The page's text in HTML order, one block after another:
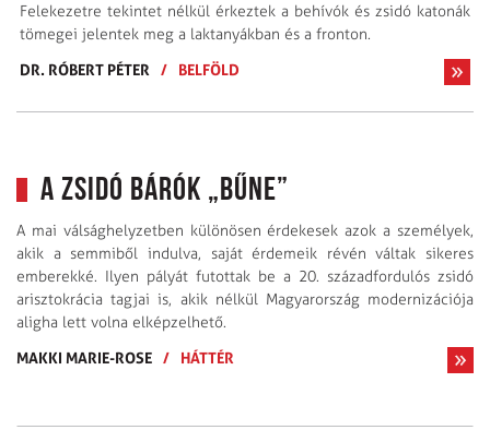
Felekezetre tekintet nélkül érkeztek a behívók és zsidó katonák
tömegei jelentek meg a laktanyákban és a fronton.
DR. RÓBERT PÉTER
/ BELFÖLD
A zsidó bárók „bűne”
A mai válsághelyzetben különösen érdekesek azok a személyek,
akik a semmiből indulva, saját érdemeik révén váltak sikeres
emberekké. Ilyen pályát futottak be a 20. századfordulós zsidó
arisztokrácia tagjai is, akik nélkül Magyarország modernizációja
aligha lett volna elképzelhető.
MAKKI MARIE-ROSE / HÁTTÉR